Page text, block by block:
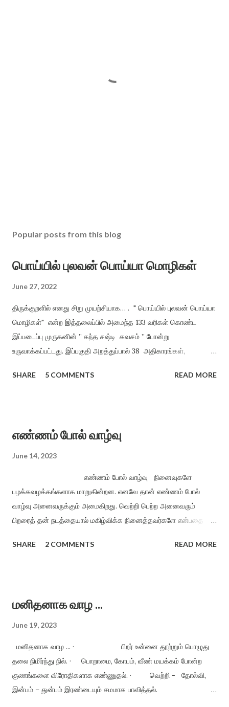
Popular posts from this blog
பொய்யில் புலவன் பொய்யா மொழிகள்
June 27, 2022
திருக்குறளில் எனது சிறு முயற்சியாக… . " பொய்யில் புலவன் பொய்யா
மொழிகள்" என்ற இத்தலைப்பில் அமைந்த 133 வரிகள் கொண்ட
இப்படைப்பு முருகனின் ” கந்த சஷ்டி கவசம் ” போன்று
உருவாக்கப்பட்டது. இப்பகுதி அறத்துப்பால் 38 அதிகாரங்கள்,
விளங்க வைத்தல் என்ற முறையில், திருக்குறளின் சாராக அமைத்து
காக்க காக்கக் குறளைக் காக்க உலக மொழிகளில் ஒப்பற்ற நூலாம்,
நோக்க நோக்க பெயா்த்து நோக்க மனிதன் கற்று மனிதம் காக்க
அறநெறி வாழ்வை இறைவழி காக்க வானம் பொய்யா வளத்தைக்
காக்க பசிப்பிணி யில்லா உலகைக் காக்க பற்றற்ற வாழ்வை பரிவுடன்
காக்க அறத்தைக் காக்க அன்பைக் காக்க (2) குறையிலா வாழ்வை
குணமுடன் காக்க இல்லற வாழ்வுடன் நல்லறம் காக்க பண்பொடு பயனும்
SHARE 5 COMMENTS READ MORE
எண்ணம் போல் வாழ்வு
June 14, 2023
எண்ணம் போல் வாழ்வு நினைவுகளே
பழக்கவழக்கங்களாக மாறுகின்றன. எனவே தான் எண்ணம் போல்
வாழ்வு அனைவருக்கும் அமைகிறது. வெற்றி பெற்ற அனைவரும்
பிறரைத் தன் நடத்தையால் மகிழ்விக்க நினைத்தவர்களே என்பதை
சேமிப்பதைவிட இதயத்தில் இனிய எண்ணங்களைச் சேமிப்பது
பற்றிக் கொண்டுள்ள தொற்று நோய். எனவே வெறுப்பிற்கு விடுதலை
தரும்வரை மகிழ்ச்சி நம்மை அணுகாது. · கடமையைச்
எது நடந்...
SHARE 2 COMMENTS READ MORE
மனிதனாக வாழ ...
June 19, 2023
மனிதனாக வாழ ... · பிறர் உன்னை தூற்றும் பொழுது
தலை நிமிர்ந்து நில். · பொறாமை, கோபம், வீண் மயக்கம் போன்ற
குணங்களை விரோதிகளாக எண்ணுதல். · வெற்றி - தோல்வி,
இன்பம் – துன்பம் இரண்டையும் சமமாக பாவித்தல்.